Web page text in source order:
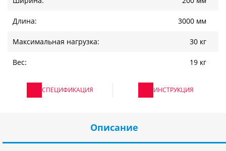
Длина: 3000 мм
Максимальная нагрузка: 30 кг
Вес: 19 кг
СПЕЦИФИКАЦИЯ ИНСТРУКЦИЯ
Описание